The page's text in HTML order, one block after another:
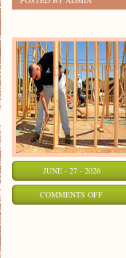
JUNE - 27 - 2026
COMMENTS OFFON